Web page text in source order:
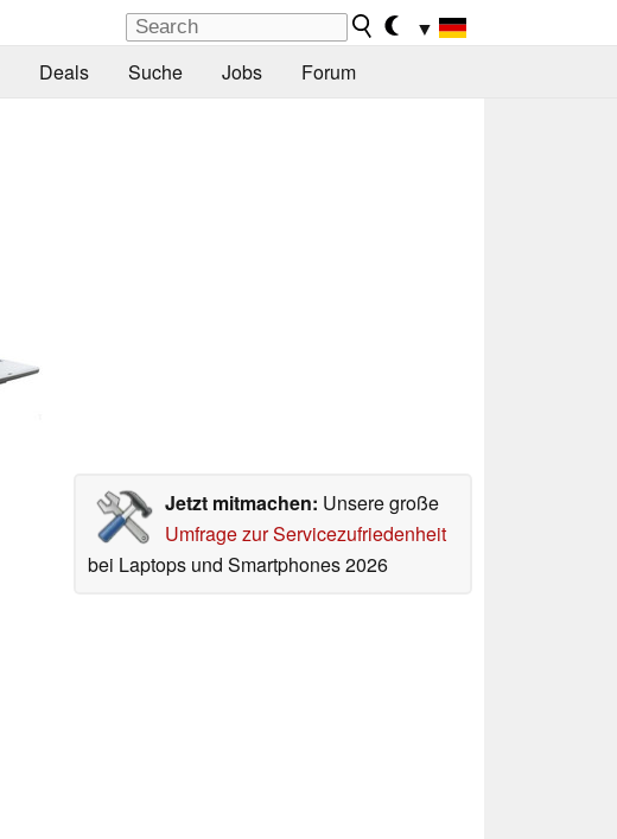
▼
Deals Suche Jobs Forum
Jetzt mitmachen: Unsere große
Umfrage zur Servicezufriedenheit
bei Laptops und Smartphones 2026